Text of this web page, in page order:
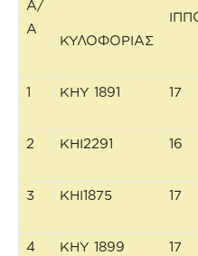
Α/
Α
ΚΥΛΟΦΟΡΙΑΣ
1 ΚΗΥ 1891 17
2 ΚΗΙ2291 16
3 ΚΗΙ1875 17
4 ΚΗΥ 1899 17